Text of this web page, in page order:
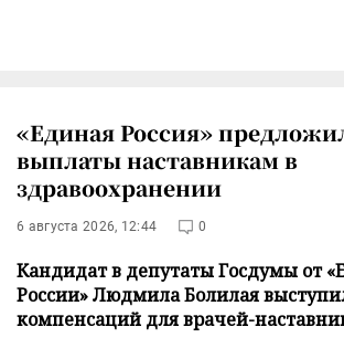
«Единая Россия»
выплаты наставникам в
здравоохранении
6 августа 2026, 12:44 0
Кандидат в депутаты Госдумы от
России» Людмила Болилая
компенсаций для врачей-